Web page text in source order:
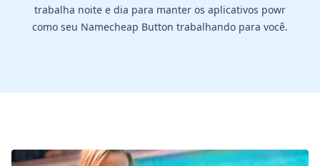
trabalha noite e dia para manter os aplicativos powr
como seu Namecheap Button trabalhando para você.